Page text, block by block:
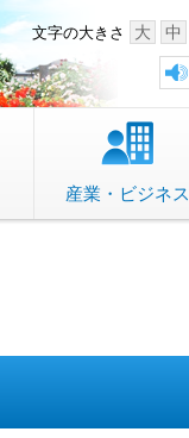
るさと
文字の大きさ 大 中
産業・ビジネス